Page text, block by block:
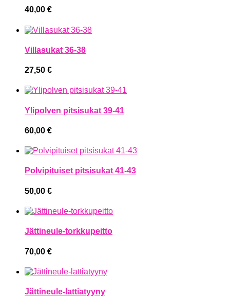
40,00 €
Villasukat 36-38
27,50 €
Ylipolven pitsisukat 39-41
60,00 €
Polvipituiset pitsisukat 41-43
50,00 €
Jättineule-torkkupeitto
70,00 €
Jättineule-lattiatyyny